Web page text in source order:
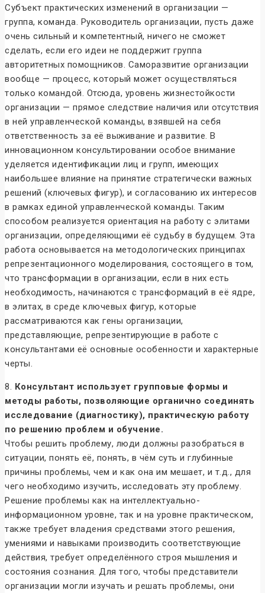
Субъект практических изменений в организации —
группа, команда. Руководитель организации, пусть даже
очень сильный и компетентный, ничего не сможет
сделать, если его идеи не поддержит группа
авторитетных помощников. Саморазвитие организации
вообще — процесс, который может осуществляться
только командой. Отсюда, уровень жизнестойкости
организации — прямое следствие наличия или отсутствия
в ней управленческой команды, взявшей на себя
ответственность за её выживание и развитие. В
инновационном консультировании особое внимание
уделяется идентификации лиц и групп, имеющих
наибольшее влияние на принятие стратегически важных
решений (ключевых фигур), и согласованию их интересов
в рамках единой управленческой команды. Таким
способом реализуется ориентация на работу с элитами
организации, определяющими её судьбу в будущем. Эта
работа основывается на методологических принципах
репрезентационного моделирования, состоящего в том,
что трансформации в организации, если в них есть
необходимость, начинаются с трансформаций в её ядре,
в элитах, в среде ключевых фигур, которые
рассматриваются как гены организации,
представляющие, репрезентирующие в работе с
консультантами её основные особенности и характерные
черты.
8. Консультант использует групповые формы и
методы работы, позволяющие органично соединять
исследование (диагностику), практическую работу
по решению проблем и обучение.
Чтобы решить проблему, люди должны разобраться в
ситуации, понять её, понять, в чём суть и глубинные
причины проблемы, чем и как она им мешает, и т.д., для
чего необходимо изучить, исследовать эту проблему.
Решение проблемы как на интеллектуально-
информационном уровне, так и на уровне практическом,
также требует владения средствами этого решения,
умениями и навыками производить соответствующие
действия, требует определённого строя мышления и
состояния сознания. Для того, чтобы представители
организации могли изучать и решать проблемы, они